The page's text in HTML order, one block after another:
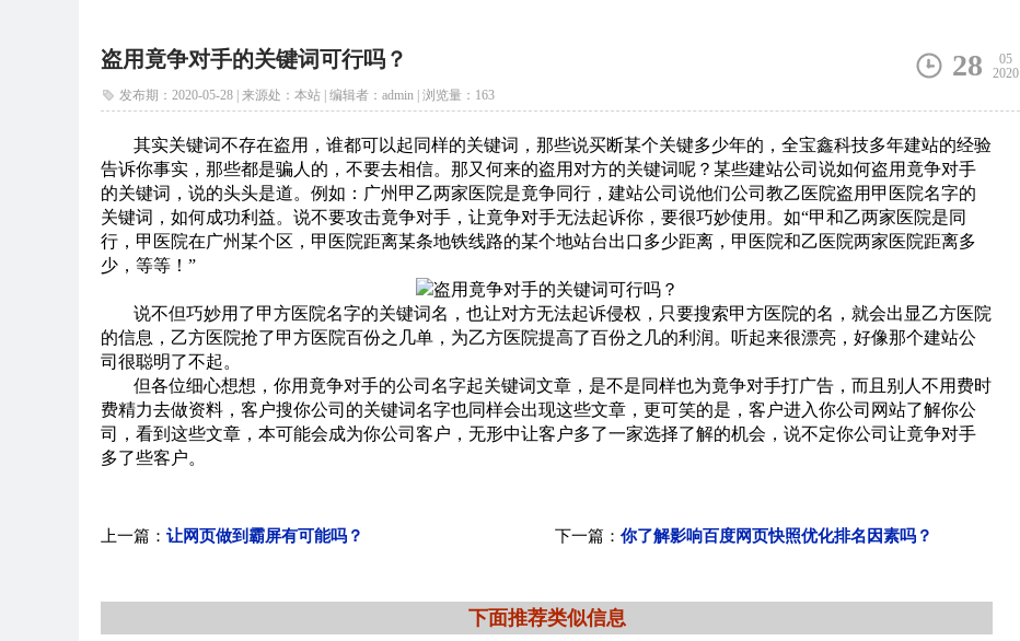
盗用竟争对手的关键词可行吗？
发布期：2020-05-28 | 来源处：本站 | 编辑者：admin | 浏览量： 163
28
05
2020
其实关键词不存在盗用，谁都可以起同样的关键词，那些说买断某个关键多少年的，全宝鑫科技多年建站的经验
告诉你事实，那些都是骗人的，不要去相信。那又何来的盗用对方的关键词呢？某些建站公司说如何盗用竟争对手
的关键词，说的头头是道。例如：广州甲乙两家医院是竟争同行，建站公司说他们公司教乙医院盗用甲医院名字的
关键词，如何成功利益。说不要攻击竟争对手，让竟争对手无法起诉你，要很巧妙使用。如“甲和乙两家医院是同
行，甲医院在广州某个区，甲医院距离某条地铁线路的某个地站台出口多少距离，甲医院和乙医院两家医院距离多
少，等等！”
说不但巧妙用了甲方医院名字的关键词名，也让对方无法起诉侵权，只要搜索甲方医院的名，就会出显乙方医院
的信息，乙方医院抢了甲方医院百份之几单，为乙方医院提高了百份之几的利润。听起来很漂亮，好像那个建站公
司很聪明了不起。
但各位细心想想，你用竟争对手的公司名字起关键词文章，是不是同样也为竟争对手打广告，而且别人不用费时
费精力去做资料，客户搜你公司的关键词名字也同样会出现这些文章，更可笑的是，客户进入你公司网站了解你公
司，看到这些文章，本可能会成为你公司客户，无形中让客户多了一家选择了解的机会，说不定你公司让竟争对手
多了些客户。
上一篇： 让网页做到霸屏有可能吗？ 下一篇： 你了解影响百度网页快照优化排名因素吗？
下面推荐类似信息